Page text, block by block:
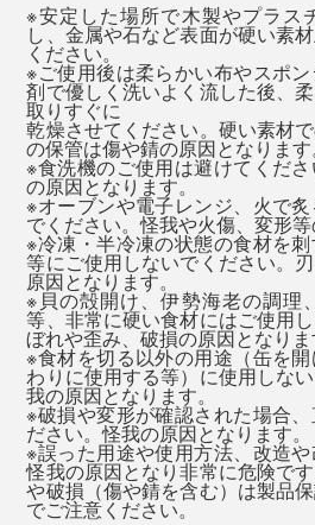
その結果、世界トップクラ
『CATRA社』による試験では
る［Excellent］を、切れ味は50
超えという、驚くべき記録を残
（※テストレファレンス番号：No.SRG/
先耐久性1171/550）
写真は「シェフズナイフ／チタンブラック」
じつは私も、以前からストレス
ウガを千切りにして大量の薬味
根菜類を千切りにしたりと、刻
していました。ちなみに書類を
細切れになっていく様子を眺め
※安定した場所で木製やプラス
し、金属や石など表面が硬い素
ください。
※ご使用後は柔らかい布やスポ
剤で優しく洗いよく流した後、
取りすぐに
乾燥させてください。硬い素材
の保管は傷や錆の原因となります
※食洗機のご使用は避けてくだ
の原因となります。
※オーブンや電子レンジ、火で
でください。怪我や火傷、変形
※冷凍・半冷凍の状態の食材を
等にご使用しないでください。
原因となります。
※貝の殻開け、伊勢海老の調理
等、非常に硬い食材にはご使用
ぼれや歪み、破損の原因となりま
※食材を切る以外の用途（缶を
わりに使用する等）に使用しな
我の原因となります。
※破損や変形が確認された場合
ださい。怪我の原因となります。
※誤った用途や使用方法、改造
怪我の原因となり非常に危険で
や破損（傷や錆を含む）は製品
でご注意ください。